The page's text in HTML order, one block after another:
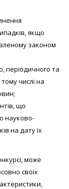
якщо
законом
періодичного та
числі на
що
науково-
на дату їх
може
своїх